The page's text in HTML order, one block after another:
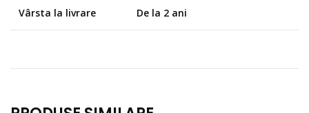
Vârsta la livrare De la 2 ani